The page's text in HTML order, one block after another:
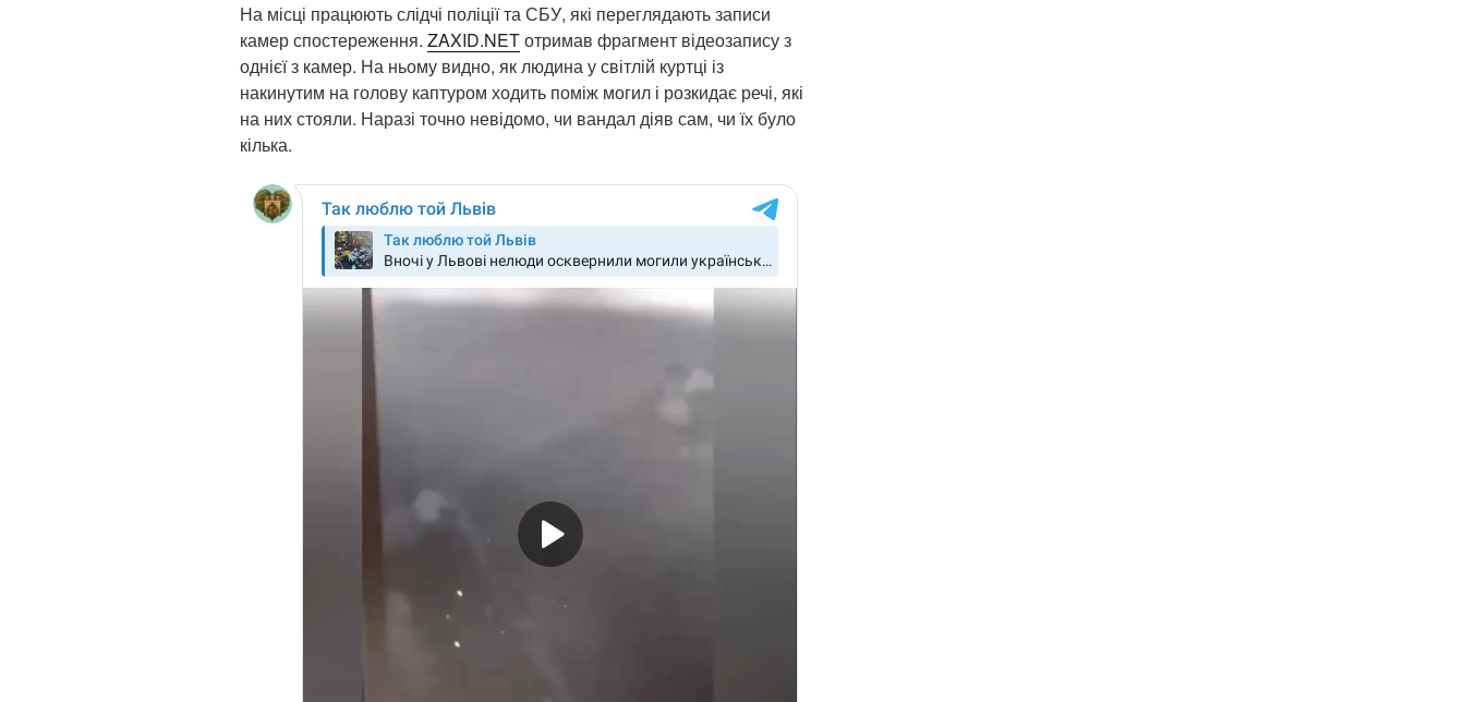
На місці працюють слідчі поліції та СБУ, які переглядають записи
камер спостереження. ZAXID.NETотримав фрагмент відеозапису з
однієї з камер. На ньому видно, як людина у світлій куртці із
накинутим на голову каптуром ходить поміж могил і розкидає речі, які
на них стояли. Наразі точно невідомо, чи вандал діяв сам, чи їх було
кілька.